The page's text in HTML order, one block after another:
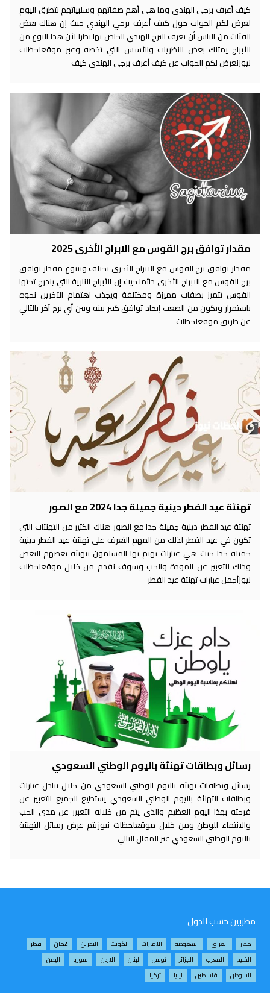
كيف أعرف برجي الهندي وما هي أهم صفاتهم وسلبياتهم نتطرق اليوم
لعرض لكم الجواب حول كيف أعرف برجي الهندي حيث إن هناك بعض
الفئات من الناس أن تعرف البرج الهندي الخاص بها نظرا لأن هذا النوع من
الأبراج يمتلك بعض النظريات والأسس التي تخصه وعبر موقعلحظات
نيوزنعرض لكم الحواب عن كيف أعرف برجي الهندي كيف
مقدار توافق برج القوس مع الابراج الأخرى 2025
مقدار توافق برج القوس مع الابراج الأخرى يختلف ويتنوع مقدار توافق
برج القوس مع الابراج الأخرى دائما حيث إن الأبراج النارية التي يندرج تحتها
القوس تتميز بصفات مميزة ومختلفة ويجذب اهتمام الآخرين نحوه
باستمرار ويكون من الصعب إيجاد توافق كبير بينه وبين أي برج آخر بالتالي
عن طريق موقعلحظات
تهنئة عيد الفطر دينية جميلة جدا 2024 مع الصور
تهنئة عيد الفطر دينية جميلة جدا مع الصور هناك الكثير من التهنئات التي
تكون في عيد الفطر لذلك من المهم التعرف على تهنئة عيد الفطر دينية
جميلة جدا حيث هي عبارات يهتم بها المسلمون بتهنئة بعضهم البعض
وذلك للتعبير عن المودة والحب وسوف نقدم من خلال موقعلحظات
نيوزأجمل عبارات تهنئة عيد الفطر
رسائل وبطاقات تهنئة باليوم الوطني السعودي
رسائل وبطاقات تهنئة باليوم الوطني السعودي من خلال تبادل عبارات
وبطاقات التهنئة باليوم الوطني السعودي يستطيع الجميع التعبير عن
فرحته بهذا اليوم العظيم والذي يتم من خلاله التعبير عن مدى الحب
والانتماء للوطن ومن خلال موقعلحظات نيوزيتم عرض رسائل التهنئة
باليوم الوطني السعودي عبر المقال التالي
مطربين حسب الدول
مصر العراق السعودية الامارات الكويت البحرين عُمان
قطر
الخليج
المغرب الجزائر تونس لبنان الاردن سوريا
اليمن
السودان
فلسطين ليبيا تركيا